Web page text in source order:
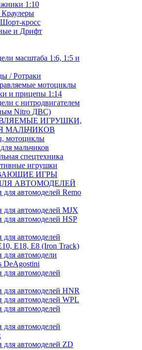
1:10
кросс
и Дрифт
масштаба 1:6, 1:5 и
/ Ротраки
мотоциклы
и прицепы 1:14
с нитродвигателем
Nitro ДВС)
ИГРУШКИ,
МАЛЬЧИКОВ
мотоциклы
мальчиков
спецтехника
игрушки
ИГРЫ
АВТОМОДЕЛЕЙ
для автомоделей Remo
для автомоделей MJX
для автомоделей HSP
для автомоделей
E18, E8 (Iron Track)
для автомодели
DeAgostini
для автомоделей
для автомоделей HNR
для автомоделей WPL
для автомоделей
для автомоделей
для автомоделей ZD